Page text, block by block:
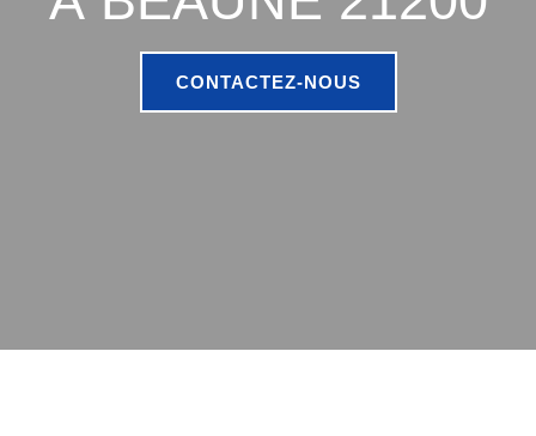
CONTACTEZ-NOUS